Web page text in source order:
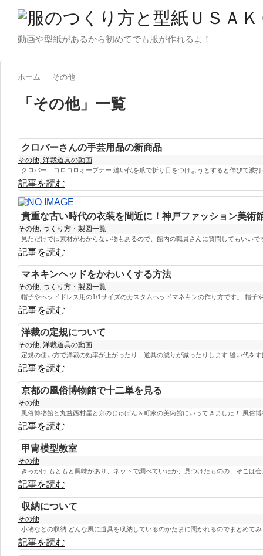
動画や型紙があるから初めてでも服が作れるよ！
ホーム その他
「 その他」 一覧
クロバーさんの手芸用品の新商品
その他, 洋裁道具の動画
クロバー コロコロオープナー 縫い代を爪で折り目をつけようとすると伸びて波
記事を読む
貴重な古い時代の衣装を間近に！神戸ファッション美術
その他, つくり方・製図一覧
見ただけでは素材がわからない物もあるので、館内の職員さんに質問してもいい
記事を読む
マネキンヘッドをかわいくする方法
その他, つくり方・製図一覧
帽子やヘッドドレス用の1/1サイズのカスタムヘッドマネキンの作り方です。 帽子
記事を読む
洋裁の定規について
その他, 洋裁道具の動画
定規の使い方で洋裁の効率が上がったり、道具の減りが減ったりします 縫い代を
記事を読む
京都の風俗博物館で十二単を見る
その他
風俗博物館と丸益西村屋と京のじゅばん＆町家の美術館にいってきました！ 風俗
記事を読む
甲冑模型教室
その他
きっかけ もともと興味があり、ネットで調べていたが、見つけたものの、そこは
記事を読む
収納について
その他
小物などの収納 どんな風に道具を収納しているのかたまに聞かれるのでまとめて
記事を読む